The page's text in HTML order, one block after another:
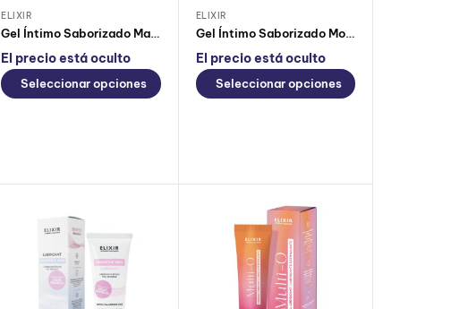
ELIXIR
Gel Íntimo Saborizado Manzana Verde Elixir
El precio está oculto
Seleccionar opciones
ELIXIR
Gel Íntimo Saborizado Mora Azul Elixir
El precio está oculto
Seleccionar opciones